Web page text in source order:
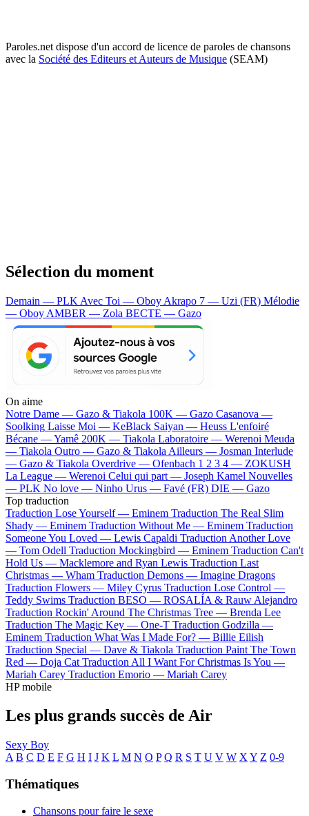
Paroles.net dispose d'un accord de licence de paroles de chansons
avec la Société des Editeurs et Auteurs de Musique (SEAM)
Sélection du moment
Demain — PLK Avec Toi — Oboy Akrapo 7 — Uzi (FR) Mélodie
— Oboy AMBER — Zola BECTE — Gazo
On aime
Notre Dame — Gazo & Tiakola 100K — Gazo Casanova —
Soolking Laisse Moi — KeBlack Saiyan — Heuss L'enfoiré
Bécane —Yamê 200K — Tiakola Laboratoire — Werenoi Meuda
— Tiakola Outro — Gazo & Tiakola Ailleurs — Josman Interlude
— Gazo & Tiakola Overdrive — Ofenbach 1 2 3 4 — ZOKUSH
La League — Werenoi Celui qui part — Joseph Kamel Nouvelles
— PLK No love — Ninho Urus — Favé (FR) DIE — Gazo
Top traduction
Traduction Lose Yourself — Eminem Traduction The Real Slim
Shady — Eminem Traduction Without Me — Eminem Traduction
Someone You Loved — Lewis Capaldi Traduction Another Love
— Tom Odell Traduction Mockingbird — Eminem Traduction Can't
Hold Us — Macklemore and Ryan Lewis Traduction Last
Christmas — Wham Traduction Demons — Imagine Dragons
Traduction Flowers — Miley Cyrus Traduction Lose Control —
Teddy Swims Traduction BESO — ROSALÍA & Rauw Alejandro
Traduction Rockin' Around The Christmas Tree — Brenda Lee
Traduction The Magic Key — One-T Traduction Godzilla —
Eminem Traduction What Was I Made For? — Billie Eilish
Traduction Special — Dave & Tiakola Traduction Paint The Town
Red — Doja Cat Traduction All I Want For Christmas Is You —
Mariah Carey Traduction Emorio — Mariah Carey
HP mobile
Les plus grands succès de Air
Sexy Boy
A B C D E F G H I J K L M N O P Q R S T U V W X Y Z 0-9
Thématiques
Chansons pour faire le sexe